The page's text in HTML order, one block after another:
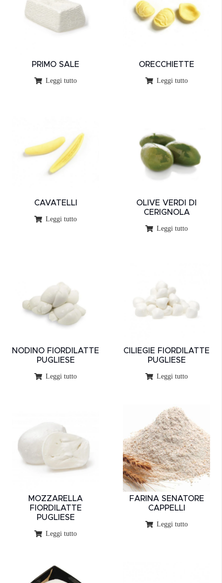
PRIMO SALE
Leggi tutto
ORECCHIETTE
Leggi tutto
CAVATELLI
Leggi tutto
OLIVE VERDI DI
CERIGNOLA
Leggi tutto
NODINO FIORDILATTE
PUGLIESE
Leggi tutto
CILIEGIE FIORDILATTE
PUGLIESE
Leggi tutto
MOZZARELLA
FIORDILATTE
PUGLIESE
Leggi tutto
FARINA SENATORE
CAPPELLI
Leggi tutto